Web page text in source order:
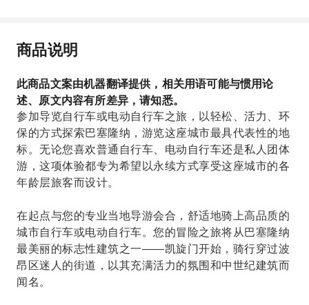
商品说明
此商品文案由机器翻译提供，相关用语可能与惯用论
述、原文内容有所差异，请知悉。
参加导览自行车或电动自行车之旅，以轻松、活力、环
保的方式探索巴塞隆纳，游览这座城市最具代表性的地
标。无论您喜欢普通自行车、电动自行车还是私人团体
游，这项体验都专为希望以永续方式享受这座城市的各
年龄层旅客而设计。
在起点与您的专业当地导游会合，舒适地骑上高品质的
城市自行车或电动自行车。您的冒险之旅将从巴塞隆纳
最美丽的标志性建筑之一——凯旋门开始，骑行穿过波
昂区迷人的街道，以其充满活力的氛围和中世纪建筑而
闻名。